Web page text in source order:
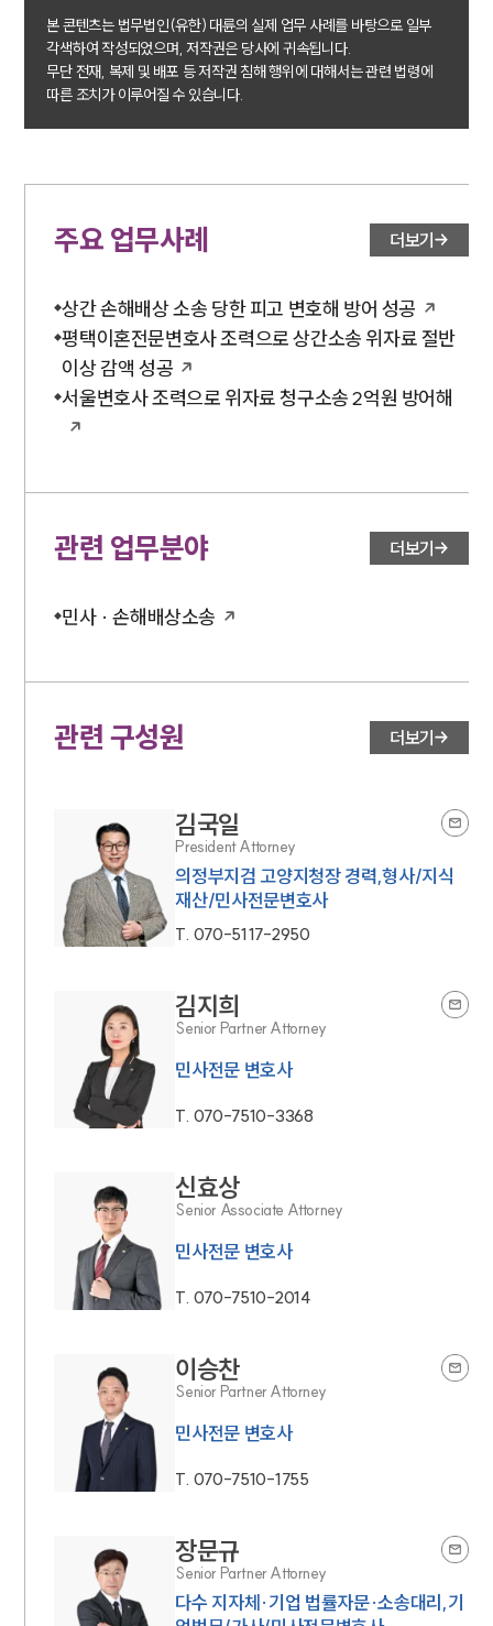
전체
구성원 소개
법률 블로그
법률서식
뉴스레터/브로슈어
대륜법률상담예약
본 콘텐츠는 법무법인(유한) 대륜의 실제 업무 사례를 바탕으로 일부
각색하여 작성되었으며, 저작권은 당사에 귀속됩니다.
무단 전재, 복제 및 배포 등 저작권 침해 행위에 대해서는 관련 법령에
따른 조치가 이루어질 수 있습니다.
주요 업무사례 더보기
상간 손해배상 소송 당한 피고 변호해 방어 성공
평택이혼전문변호사 조력으로 상간소송 위자료 절반
이상 감액 성공
서울변호사 조력으로 위자료 청구소송 2억원 방어해
관련 업무분야 더보기
민사 · 손해배상소송
관련 구성원 더보기
김국일
President Attorney
의정부지검 고양지청장 경력,형사/지식
재산/민사전문변호사
T. 070-5117-2950
김지희
Senior Partner Attorney
민사전문 변호사
T. 070-7510-3368
신효상
Senior Associate Attorney
민사전문 변호사
T. 070-7510-2014
이승찬
Senior Partner Attorney
민사전문 변호사
T. 070-7510-1755
장문규
Senior Partner Attorney
다수 지자체·기업 법률자문·소송대리,기